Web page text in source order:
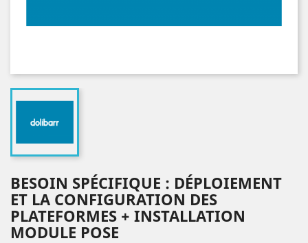
BESOIN SPÉCIFIQUE : DÉPLOIEMENT
ET LA CONFIGURATION DES
PLATEFORMES + INSTALLATION
MODULE POSE